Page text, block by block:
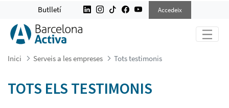
TOTS TESTIMONIS
Butlletí Accedeix
Inici Serveis a les empreses Tots testimonis
TOTS ELS TESTIMONIS